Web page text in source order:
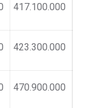
417.100.000
423.300.000
470.900.000